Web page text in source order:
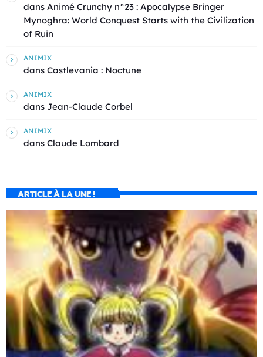
dans Animé Crunchy n°23 : Apocalypse Bringer
Mynoghra: World Conquest Starts with the Civilization
of Ruin
ANIMIX
dans Castlevania : Noctune
ANIMIX
dans Jean-Claude Corbel
ANIMIX
dans Claude Lombard
ARTICLE À LA UNE !